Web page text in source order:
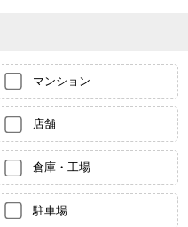
マンション
店舗
倉庫・工場
駐車場